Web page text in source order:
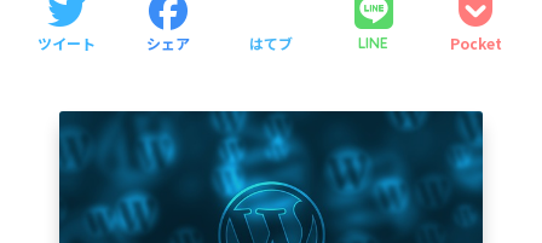
ツイート シェア はてブ LINE Pocket